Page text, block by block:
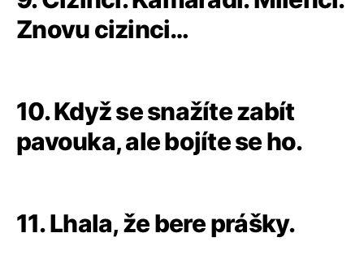
Znovu cizinci…
10. Když se snažíte zabít
pavouka, ale bojíte se ho.
11. Lhala, že bere prášky.